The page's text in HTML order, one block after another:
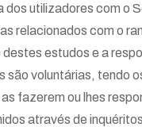
dos utilizadores com o
relacionados com o
estudos e a
são voluntárias, tendo
fazerem ou lhes
através de